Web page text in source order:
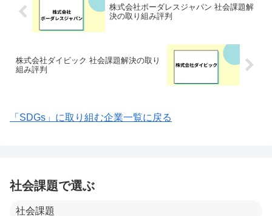
株式会社ボーダレスジャパン 社会課題解
決の取り組み評判
株式会社ダイビック 社会課題解決の取り
組み評判
「SDGs」に取り組む企業一覧に戻る
社会課題で選ぶ
社会課題